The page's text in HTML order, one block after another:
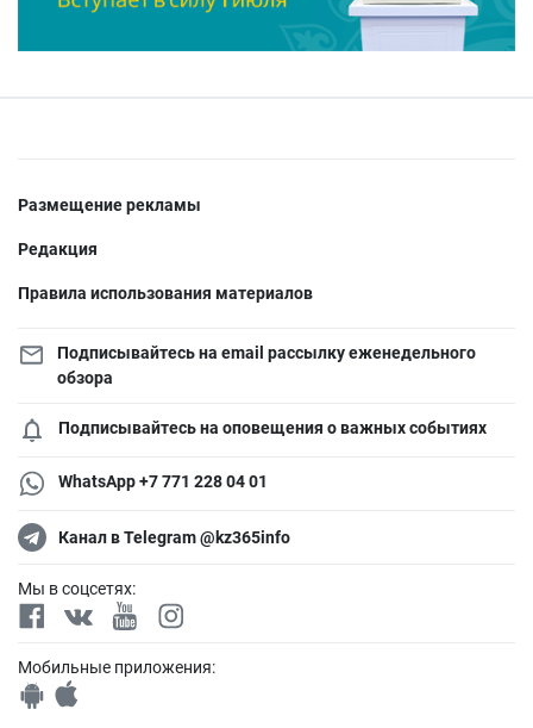
Размещение рекламы
Редакция
Правила использования материалов
Подписывайтесь на email рассылку еженедельного
обзора
Подписывайтесь на оповещения о важных событиях
WhatsApp +7 771 228 04 01
Канал в Telegram @kz365info
Мы в соцсетях:
Мобильные приложения: